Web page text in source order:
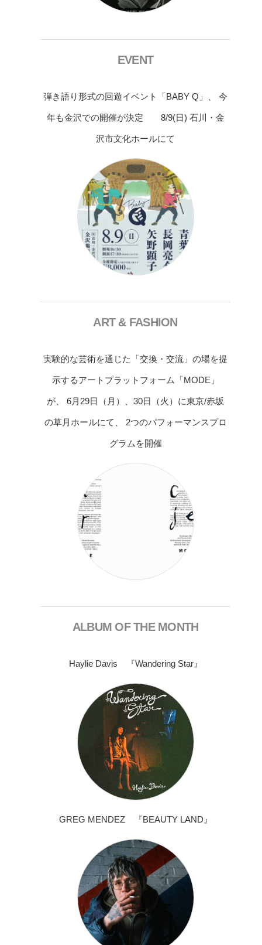
EVENT
弾き語り形式の回遊イベント「BABY Q」、 今
年も金沢での開催が決定 8/9(日) 石川・金
沢市文化ホールにて
ART & FASHION
実験的な芸術を通じた「交換・交流」の場を提
示するアートプラットフォーム「MODE」
が、 6月29日（月）、30日（火）に東京/赤坂
の草月ホールにて、 2つのパフォーマンスプロ
グラムを開催
ALBUM OF THE MONTH
Haylie Davis 『Wandering Star』
GREG MENDEZ 『BEAUTY LAND』